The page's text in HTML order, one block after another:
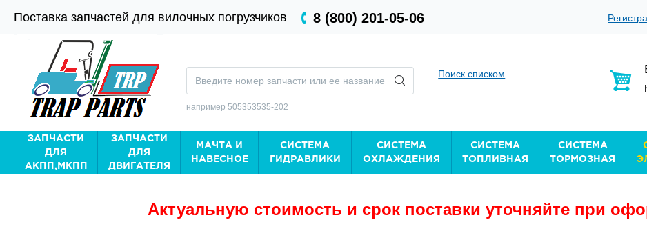
Поставка запчастей для вилочных погрузчиков 8 (800) 201-05-06
например 505353535-202
Поиск списком
ЗАПЧАСТИ
ДЛЯ
АКПП,МКПП
ЗАПЧАСТИ
ДЛЯ
ДВИГАТЕЛЯ
МАЧТА И
НАВЕСНОЕ
СИСТЕМА
ГИДРАВЛИКИ
СИСТЕМА
ОХЛАЖДЕНИЯ
СИСТЕМА
ТОПЛИВНАЯ
СИСТЕМА
ТОРМОЗНАЯ
Актуальную стоимость и срок поставки уточняйте при